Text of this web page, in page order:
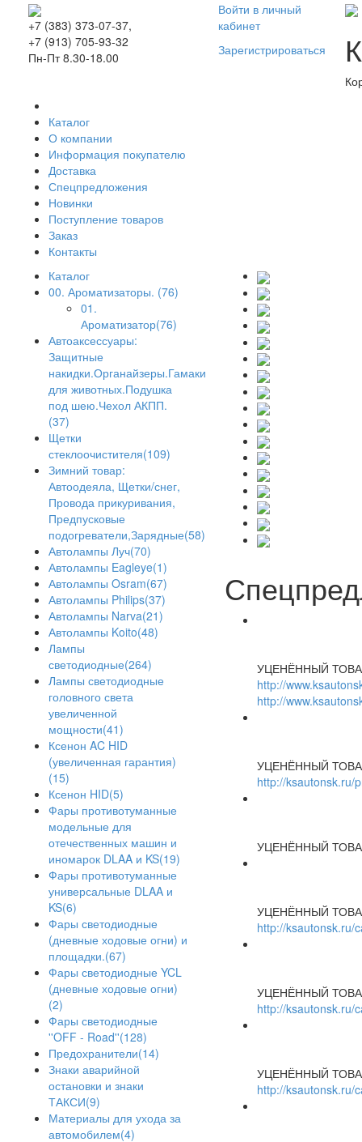
+7 (383) 373-07-37,
+7 (913) 705-93-32
Пн-Пт 8.30-18.00
Войти в личный
кабинет
Зарегистрироваться
Каталог
О компании
Информация покупателю
Доставка
Спецпредложения
Новинки
Поступление товаров
Заказ
Контакты
Каталог
00. Ароматизаторы. (76)
01.
Ароматизатор(76)
Автоаксессуары:
Защитные
накидки.Органайзеры.Гамаки
для животных.Подушка
под шею.Чехол АКПП.
(37)
Щетки
стеклоочистителя(109)
Зимний товар:
Автоодеяла, Щетки/снег,
Провода прикуривания,
Предпусковые
подогреватели,Зарядные(58)
Автолампы Луч(70)
Автолампы Eagleye(1)
Автолампы Osram(67)
Автолампы Philips(37)
Автолампы Narva(21)
Автолампы Koito(48)
Лампы
светодиодные(264)
Лампы светодиодные
головного света
увеличенной
мощности(41)
Ксенон AC HID
(увеличенная гарантия)
(15)
Ксенон HID(5)
Фары противотуманные
модельные для
отечественных машин и
иномарок DLAA и KS(19)
Фары противотуманные
универсальные DLAA и
KS(6)
Фары светодиодные
(дневные ходовые огни) и
площадки.(67)
Фары светодиодные YCL
(дневные ходовые огни)
(2)
Фары светодиодные
''OFF - Road''(128)
Предохранители(14)
Знаки аварийной
остановки и знаки
ТАКСИ(9)
Материалы для ухода за
автомобилем(4)
УЦЕНЁННЫЙ
http://
http://
УЦЕНЁННЫЙ
http://ksautonsk.ru/
УЦЕНЁННЫЙ
УЦЕНЁННЫЙ
http://ksautonsk.ru/
УЦЕНЁННЫЙ
http://ksautonsk.ru/
УЦЕНЁННЫЙ
http://ksautonsk.ru/